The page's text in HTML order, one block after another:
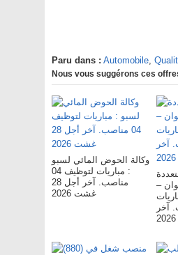
Paru dans : Automobile,
Nous vous suggérons ces
وكالة الحوض المائي لسبو
: مباريات لتوظيف 04
مناصب. آخر أجل 28
غشت 2026
–
آخر